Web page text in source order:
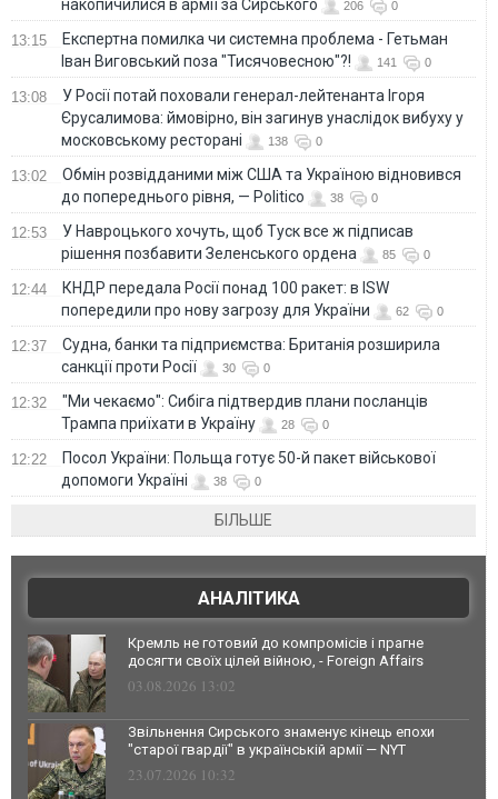
накопичилися в армії за Сирського 206 0
13:15
Eкспертна помилка чи системна проблема - Гетьман
Іван Виговський поза "Тисячовесною"?!
141 0
13:08
У Росії потай поховали генерал-лейтенанта Ігоря
Єрусалимова: ймовірно, він загинув унаслідок вибуху у
московському ресторані
138 0
13:02
Обмін розвідданими між США та Україною відновився
до попереднього рівня, — Politico
38 0
12:53
У Навроцького хочуть, щоб Туск все ж підписав
рішення позбавити Зеленського ордена
85 0
12:44
КНДР передала Росії понад 100 ракет: в ISW
попередили про нову загрозу для України
62 0
12:37
Судна, банки та підприємства: Британія розширила
санкції проти Росії
30 0
12:32
"Ми чекаємо": Сибіга підтвердив плани посланців
Трампа приїхати в Україну
28 0
12:22
Посол України: Польща готує 50-й пакет військової
допомоги Україні
38 0
БІЛЬШЕ
АНАЛІТИКА
Кремль не готовий до компромісів і прагне
досягти своїх цілей війною, - Foreign Affairs
03.08.2026 13:02
Звільнення Сирського знаменує кінець епохи
"старої гвардії" в українській армії — NYT
23.07.2026 10:32